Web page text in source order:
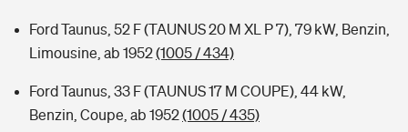
Ford Taunus, 52 F (TAUNUS 20 M XL P 7), 79 kW, Benzin,
Limousine, ab 1952(1005 / 434)
Ford Taunus, 33 F (TAUNUS 17 M COUPE), 44 kW,
Benzin, Coupe, ab 1952(1005 / 435)